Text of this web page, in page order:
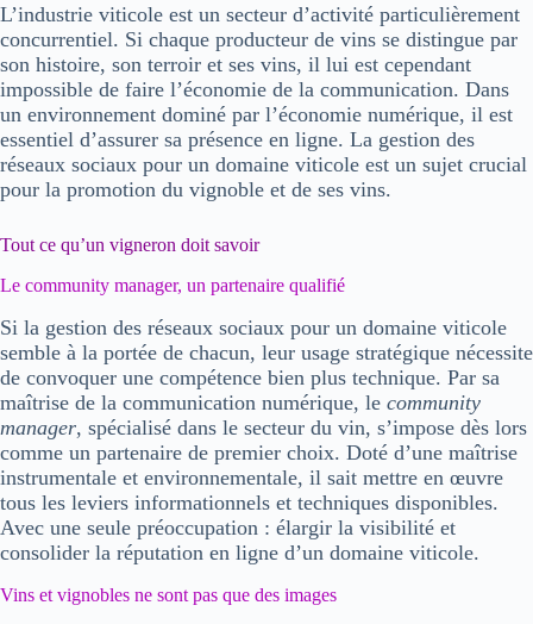
L’industrie viticole est un secteur d’activité particulièrement
concurrentiel. Si chaque producteur de vins se distingue par
son histoire, son terroir et ses vins, il lui est cependant
impossible de faire l’économie de la communication. Dans
un environnement dominé par l’économie numérique, il est
essentiel d’assurer sa présence en ligne. La gestion des
réseaux sociaux pour un domaine viticole est un sujet crucial
pour la promotion du vignoble et de ses vins.
Tout ce qu’un vigneron doit savoir
Le community manager, un partenaire qualifié
Si la gestion des réseaux sociaux pour un domaine viticole
semble à la portée de chacun, leur usage stratégique nécessite
de convoquer une compétence bien plus technique. Par sa
maîtrise de la communication numérique, le community
manager, spécialisé dans le secteur du vin, s’impose dès lors
comme un partenaire de premier choix. Doté d’une maîtrise
instrumentale et environnementale, il sait mettre en œuvre
tous les leviers informationnels et techniques disponibles.
Avec une seule préoccupation : élargir la visibilité et
consolider la réputation en ligne d’un domaine viticole.
Vins et vignobles ne sont pas que des images